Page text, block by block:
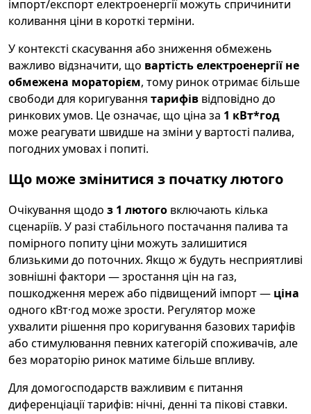
імпорт/експорт електроенергії можуть спричинити
коливання ціни в короткі терміни.
У контексті скасування або зниження обмежень
важливо відзначити, що вартість електроенергії не
обмежена мораторієм, тому ринок отримає більше
свободи для коригування тарифів відповідно до
ринкових умов. Це означає, що ціна за 1 кВт*год
може реагувати швидше на зміни у вартості палива,
погодних умовах і попиті.
Що може змінитися з початку лютого
Очікування щодо з 1 лютого включають кілька
сценаріїв. У разі стабільного постачання палива та
помірного попиту ціни можуть залишитися
близькими до поточних. Якщо ж будуть несприятливі
зовнішні фактори — зростання цін на газ,
пошкодження мереж або підвищений імпорт — ціна
одного кВт·год може зрости. Регулятор може
ухвалити рішення про коригування базових тарифів
або стимулювання певних категорій споживачів, але
без мораторію ринок матиме більше впливу.
Для домогосподарств важливим є питання
диференціації тарифів: нічні, денні та пікові ставки.